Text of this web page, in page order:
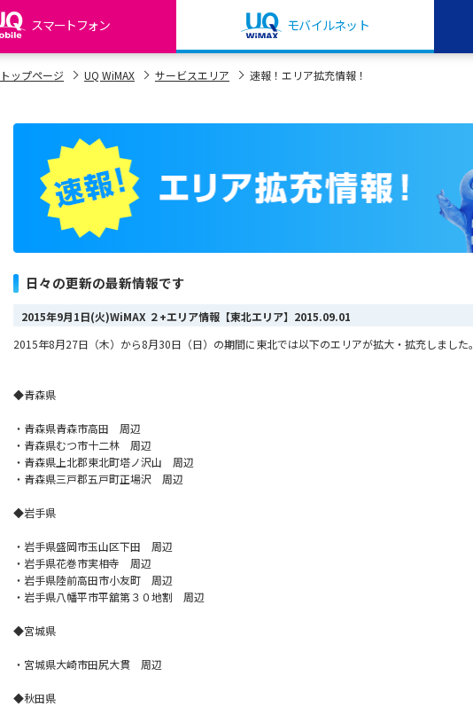
スマートフォン モバイルネット
my UQ WiMAX
My UQ mobile
UQ mobile ご契約の方
UQ mobile
データチャージサイト
トップページ UQ WiMAX サービスエリア 速報！エリア拡充情報！
日々の更新の最新情報です
2015年9月1日(火)WiMAX ２+エリア情報【東北エリア】 2015.09.01
2015年8月27日（木）から8月30日（日）の期間に東北では以下のエリアが拡大・拡充しました。
◆青森県
・青森県青森市高田 周辺
・青森県むつ市十二林 周辺
・青森県上北郡東北町塔ノ沢山 周辺
・青森県三戸郡五戸町正場沢 周辺
◆岩手県
・岩手県盛岡市玉山区下田 周辺
・岩手県花巻市実相寺 周辺
・岩手県陸前高田市小友町 周辺
・岩手県八幡平市平舘第３０地割 周辺
◆宮城県
・宮城県大崎市田尻大貫 周辺
◆秋田県